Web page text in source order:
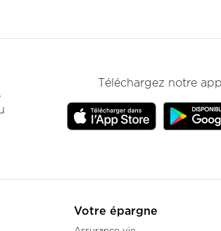
Téléchargez notre
Votre épargne